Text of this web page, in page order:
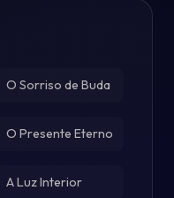
O Sorriso de Buda
O Presente Eterno
A Luz Interior